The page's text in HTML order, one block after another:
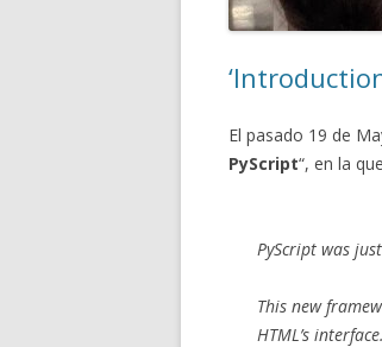
El pasado 19 de
PyScript“, en la
PyScript was
This new
HTML’s